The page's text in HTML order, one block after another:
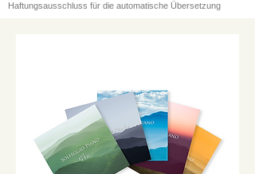
Haftungsausschluss für die automatische Übersetzung